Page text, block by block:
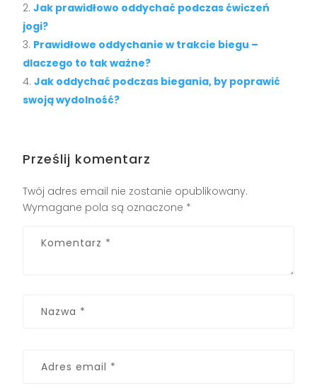
Jak prawidłowo oddychać podczas ćwiczeń
jogi?
Prawidłowe oddychanie w trakcie biegu –
dlaczego to tak ważne?
Jak oddychać podczas biegania, by poprawić
swoją wydolność?
Prześlij komentarz
Twój adres email nie zostanie opublikowany.
Wymagane pola są oznaczone *